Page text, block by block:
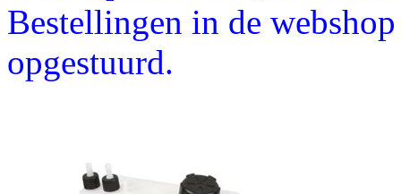
Bestellingen in de
opgestuurd.